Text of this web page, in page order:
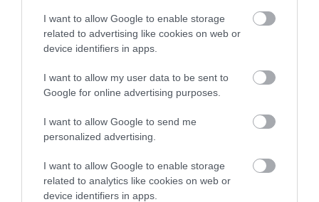
I want to allow Google to enable storage
related to advertising like cookies on web or
device identifiers in apps.
I want to allow my user data to be sent to
Google for online advertising purposes.
I want to allow Google to send me
personalized advertising.
I want to allow Google to enable storage
related to analytics like cookies on web or
device identifiers in apps.
υποχρεωτική αργία – Τι ισχύει για
τους εργαζόμενους
09.08.2026 | 16:40
Χάος στην Εύβοια: Ουρά χιλιομέτρων
μέσα στον Αύγουστο – «Κινδυνεύουμε
Παραλία «διαμάντι»: Θυμίζει
Κουφονήσια και απέχει μόλις 1,5 ώρα
από την Αθήνα